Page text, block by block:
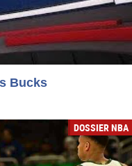
Bucks
DOSSIER NBA